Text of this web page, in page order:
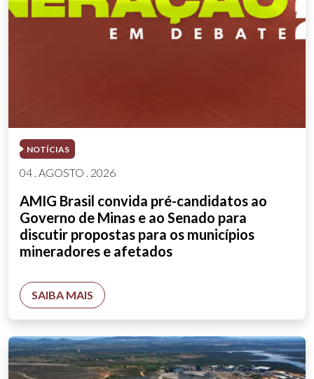
NOTÍCIAS
04 . AGOSTO . 2026
AMIG Brasil convida pré-candidatos ao
Governo de Minas e ao Senado para
discutir propostas para os municípios
mineradores e afetados
SAIBA MAIS